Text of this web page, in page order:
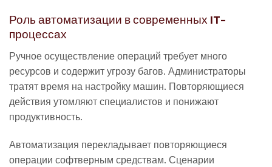
Роль автоматизации в современных IT-
процессах
Ручное осуществление операций требует много
ресурсов и содержит угрозу багов. Администраторы
тратят время на настройку машин. Повторяющиеся
действия утомляют специалистов и понижают
продуктивность.
Автоматизация перекладывает повторяющиеся
операции софтверным средствам. Сценарии